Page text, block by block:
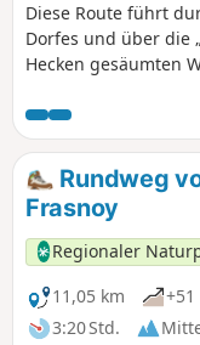
Diese Route führt
Dorfes und über die
Hecken gesäumten
einer Länge von 400
seien Sie vorsichtig.
Tragen von
erforderlich.
Rundweg
Frasnoy
Regionaler
11,05 km
+51
3:20 Std.